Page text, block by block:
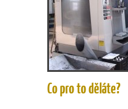
Co pro to děláte?